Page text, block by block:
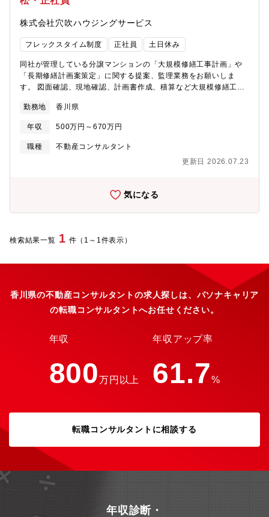
株式会社穴吹ハウジングサービス
フレックスタイム制度 正社員 土日休み
同社が管理している分譲マンションの「大規模修繕工事計画」や
「長期修繕計画案策定」に関する提案、監理業務をお願いしま
す。 図面確認、現地確認、計画書作成、積算など大規模修繕工事
数多くの分譲マンションの管理業務を受託しており、各マンショ
ンの担当者（フロント）と連携しながら、分譲マンションにお住
まいのお客様（管理組合）の要望や経過年数に応じた修繕計画を
立案します。■現地調査、建物の劣化診断実際に該当物件に行き、
します。 ※近県へ出張することもありますが、慣れるまでは先
担当者と同席し、工事内容の説明を行います。■受注後は、当社グ
ループの建設会社と協力体制を築き、施主側の立場で契約までの
サポートを行います。【働きやすい環境を目指しています】・フ
軟な勤務時間帯を選択出来ます。・業務システムが19時にシャッ
ているため、過度な残業やサービス残業が発生しないよう労務管
理に気を配っています。・転勤について：ブロック制度（会社指
定の十数エリアから、転勤範囲を選べる）を採用。 異動が発生
する場合は本人の希望や家庭事情等を事前に確認しています。転
居を伴う異動が発生する場合は、各種手当あり。【募集部門】分
背景】「わたしたちは“しあわせ『感』理”を実現します」という企
の施工実績ありますが、工事を担うグループの建設会社と共に自
社で監理できる体制をさらに強化していくため、専門知識を持っ
勤務地 香川県
年収 500万円～670万円
職種
不動産コンサルタント
更新日 2026.07.23
気になる
検索結果一覧 1 件（1～1件表示）
香川県の不動産コンサルタントの求人探しは、パソナキャリア
の転職コンサルタントへお任せください。
年収
800万円以上
年収アップ率
61.7%
転職コンサルタントに相談する
年収診断・